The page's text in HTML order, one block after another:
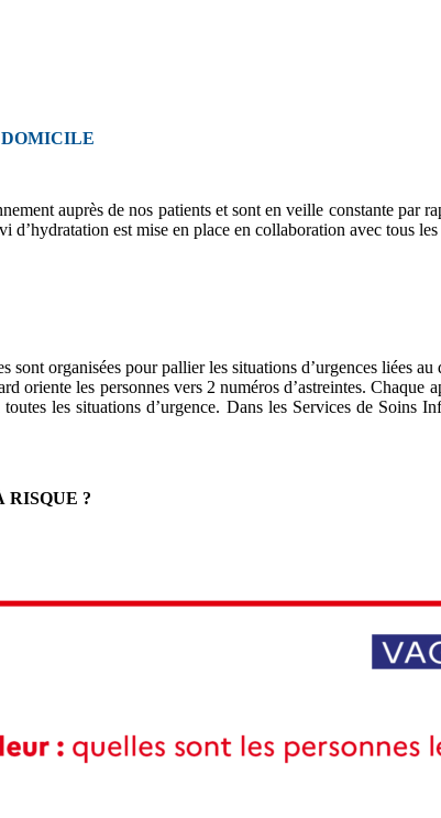
DOMICILE
auprès de nos patients et sont en veille constante par
d’hydratation est mise en place en collaboration avec tous
sont organisées pour pallier les situations d’urgences liées
oriente les personnes vers 2 numéros d’astreintes.
les situations d’urgence. Dans les Services de
RISQUE ?